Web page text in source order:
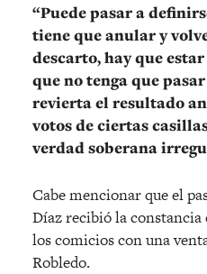
“Puede pasar a
tiene que anular y
descarto, hay que
que no tenga que
revierta el resultado
votos de ciertas
verdad soberana
Cabe mencionar que el
Díaz recibió la
los comicios con una
Robledo.